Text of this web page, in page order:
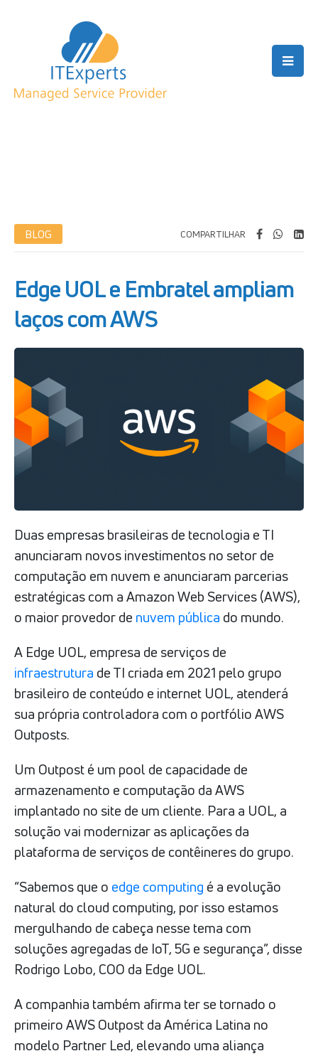
BLOG COMPARTILHAR
Edge UOL e Embratel ampliam
laços com AWS
Duas empresas brasileiras de tecnologia e TI
anunciaram novos investimentos no setor de
computação em nuvem e anunciaram parcerias
estratégicas com a Amazon Web Services (AWS),
o maior provedor de nuvem pública do mundo.
A Edge UOL, empresa de serviços de
infraestrutura de TI criada em 2021 pelo grupo
brasileiro de conteúdo e internet UOL, atenderá
sua própria controladora com o portfólio AWS
Outposts.
Um Outpost é um pool de capacidade de
armazenamento e computação da AWS
implantado no site de um cliente. Para a UOL, a
solução vai modernizar as aplicações da
plataforma de serviços de contêineres do grupo.
“Sabemos que o edge computing é a evolução
natural do cloud computing, por isso estamos
mergulhando de cabeça nesse tema com
soluções agregadas de IoT, 5G e segurança”, disse
Rodrigo Lobo, COO da Edge UOL.
A companhia também afirma ter se tornado o
primeiro AWS Outpost da América Latina no
modelo Partner Led, elevando uma aliança